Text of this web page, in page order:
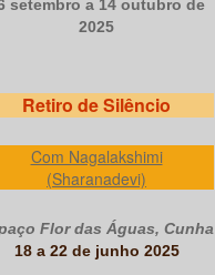
setembro a 14 outubro de
2025
Retiro de Silêncio
Com Nagalakshimi
(Sharanadevi)
Flor das Águas, Cunha
18 a 22 de junho 2025